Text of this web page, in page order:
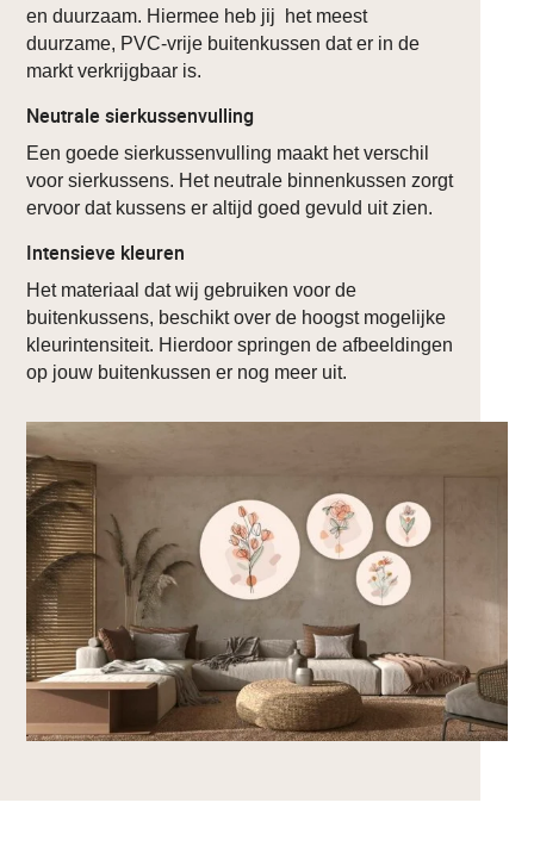
en duurzaam. Hiermee heb jij het meest
duurzame, PVC-vrije buitenkussen dat er in de
markt verkrijgbaar is.
Neutrale sierkussenvulling
Een goede sierkussenvulling maakt het verschil
voor sierkussens. Het neutrale binnenkussen zorgt
ervoor dat kussens er altijd goed gevuld uit zien.
Intensieve kleuren
Het materiaal dat wij gebruiken voor de
buitenkussens, beschikt over de hoogst mogelijke
kleurintensiteit. Hierdoor springen de afbeeldingen
op jouw buitenkussen er nog meer uit.